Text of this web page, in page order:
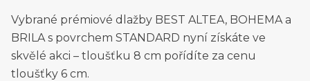
Vybrané prémiové dlažby BEST ALTEA, BOHEMA a
BRILA s povrchem STANDARD nyní získáte ve
skvělé akci – tloušťku 8 cm pořídíte za cenu
tloušťky 6 cm.